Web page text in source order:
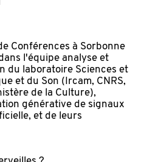
Conférences à Sorbonne
l'équipe analyse et
du laboratoire Sciences et
et du Son (Ircam, CNRS,
de la Culture),
générative de signaux
et de leurs